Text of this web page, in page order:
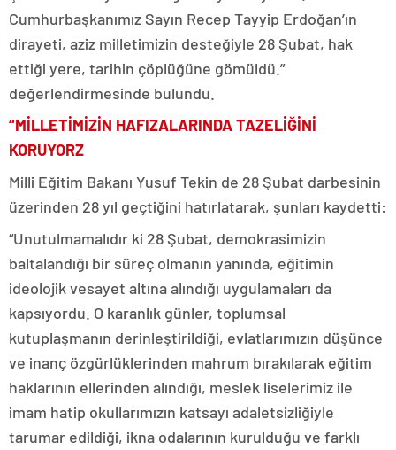
Cumhurbaşkanımız Sayın Recep Tayyip Erdoğan’ın
dirayeti, aziz milletimizin desteğiyle 28 Şubat, hak
ettiği yere, tarihin çöplüğüne gömüldü.”
değerlendirmesinde bulundu.
“MİLLETİMİZİN HAFIZALARINDA TAZELİĞİNİ
KORUYORZ
Milli Eğitim Bakanı Yusuf Tekin de 28 Şubat darbesinin
üzerinden 28 yıl geçtiğini hatırlatarak, şunları kaydetti:
“Unutulmamalıdır ki 28 Şubat, demokrasimizin
baltalandığı bir süreç olmanın yanında, eğitimin
ideolojik vesayet altına alındığı uygulamaları da
kapsıyordu. O karanlık günler, toplumsal
kutuplaşmanın derinleştirildiği, evlatlarımızın düşünce
ve inanç özgürlüklerinden mahrum bırakılarak eğitim
haklarının ellerinden alındığı, meslek liselerimiz ile
imam hatip okullarımızın katsayı adaletsizliğiyle
tarumar edildiği, ikna odalarının kurulduğu ve farklı